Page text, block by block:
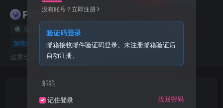
PCI1
12枚徽章
超级版主
这家伙很懒，什么都没有写...
406 收藏
没有账号？立即注册
验证码登录
邮箱接收邮件验证码登录。未注册邮箱验证后
自动注册。
邮箱
记住登录 找回密码